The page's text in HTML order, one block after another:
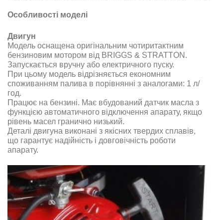
Особливості моделі
Двигун
Модель оснащена оригінальним чотиритактним
бензиновим мотором від BRIGGS & STRATTON.
Запускається вручну або електричного пуску.
При цьому модель відрізняється економним
споживанням палива в порівнянні з аналогами: 1 л/
год.
Працює на бензині. Має вбудований датчик масла з
функцією автоматичного відключення апарату, якщо
рівень масел гранично низький.
Деталі двигуна виконані з якісних твердих сплавів,
що гарантує надійність і довговічність роботи
апарату.